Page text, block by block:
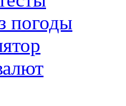
погоды